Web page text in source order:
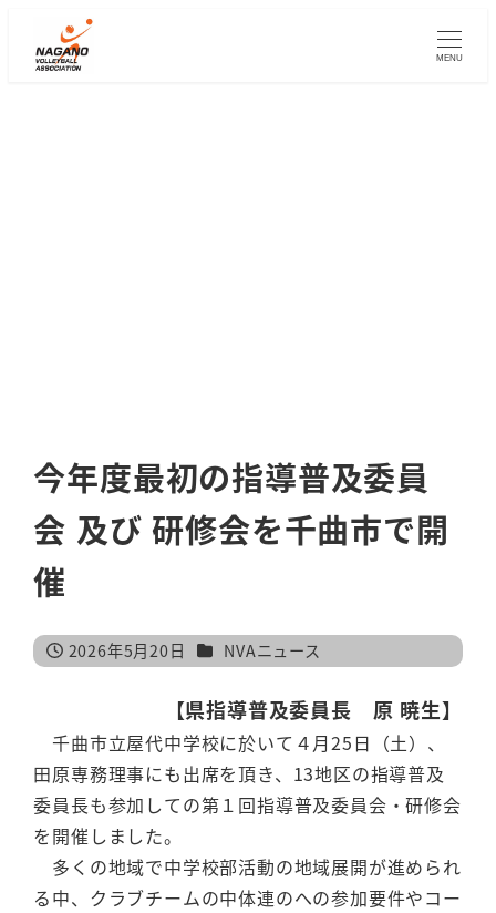
MENU
今年度最初の指導普及委員
会 及び 研修会を千曲市で開
催
投稿日
2026年5月20日 カテゴリー
NVAニュース
【県指導普及委員長 原 暁生】
千曲市立屋代中学校に於いて４月25日（土）、
田原専務理事にも出席を頂き、13地区の指導普及
委員長も参加しての第１回指導普及委員会・研修会
を開催しました。
多くの地域で中学校部活動の地域展開が進められ
る中、クラブチームの中体連のへの参加要件やコー